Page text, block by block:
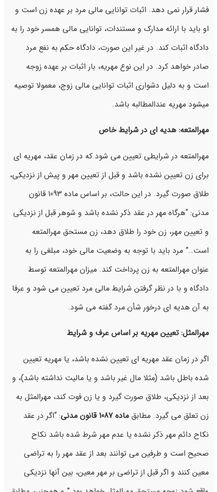
فشار قرار نمی دهد. اثبات توانایی مالی مرد بر عهده زن است و
او باید با ارائه مدارک و مستندات، توانایی مالی همسر خود را به
دادگاه اثبات کند. در غیر این صورت، دادگاه حکم به نفع مرد
صادر خواهد کرد. در این نوع مهریه، بار اثبات بر عهده زوجه
است و به دلیل دشواری اثبات توانایی مالی زوج، معمولا توصیه
میشود مهریه عندالمطالبه باشد.
مهرالمتعه: هدیه ای در شرایط خاص
مهرالمتعه در شرایطی تعیین می شود که در زمان عقد، مهریه ای
برای زن تعیین نشده باشد و قبل از تعیین مهر و پیش از نزدیکی،
طلاق صورت گیرد. در این حالت، بر اساس ماده 1093 قانون
مدنی: “هرگاه مهر در عقد ذکر نشده باشد و شوهر قبل از نزدیکی
و تعیین مهر، زن خود را طلاق دهد، زن مستحق مهرالمتعه
است…” مرد باید با توجه به وضعیت مالی خود، مبلغی را به
عنوان مهرالمتعه به زن پرداخت کند. میزان مهرالمتعه توسط
دادگاه و با در نظر گرفتن شرایط مالی مرد تعیین می شود و عرفا
به آن هدیه ای درخور شأن مرد گفته می شود.
مهرالمثل: تعیین مهریه بر اساس عرف و شرایط
اگر در زمان عقد مهریه ای تعیین نشده باشد، یا مهریه تعیین
شده باطل باشد (مثلا مال غیر باشد و یا مالیت نداشته باشد)، و
بعد از نزدیکی، طلاق صورت گیرد و یا زن فوت کند، مهرالمثل به
زن تعلق می گیرد. مطابق ماده 1087 قانون مدنی
: “اگر در عقد
نکاح دائم مهر ذکر نشده یا عدم مهر شرط شده باشد نکاح
صحیح است و طرفین می توانند بعد از عقد مهر را به تراضی
معین کنند و اگر قبل از تراضی بر مهر معین، بین آنها نزدیکی